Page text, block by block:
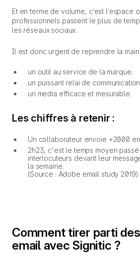
Et en terme de volume, c’est l’espace
professionnels passent le plus de
les réseaux sociaux.
Il est donc urgent de reprendre la main
un outil au service de la marque.
un puissant relai de
un media efficace et mesurable.
Les chiffres à retenir :
Un collaborateur envoie +2000
2h23, c'est le temps moyen
interlocuteurs devant leur
la semaine.
(Source : Adobe email study 2019)
Comment tirer parti
email avec Signitic ?